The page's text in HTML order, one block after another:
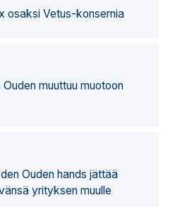
osaksi Vetus-konsernia
muuttuu muotoon
Ouden hands jättää
yrityksen muulle